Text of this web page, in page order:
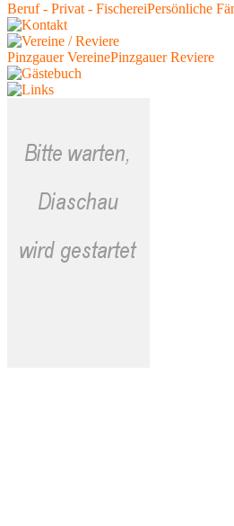
Beruf - Privat - FischereiPersönliche
Pinzgauer VereinePinzgauer Reviere